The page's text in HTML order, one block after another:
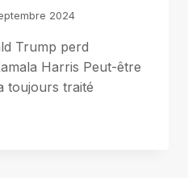
2024
Trump perd
Harris Peut-être
toujours traité